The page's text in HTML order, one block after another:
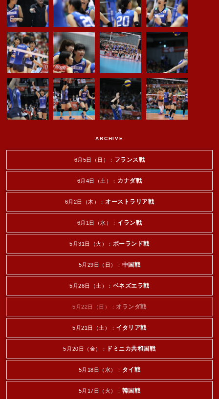
ARCHIVE
6月5日（日）： フランス戦
6月4日（土）： カナダ戦
6月2日（木）： オーストラリア戦
6月1日（水）： イラン戦
5月31日（火）： ポーランド戦
5月29日（日）： 中国戦
5月28日（土）： ベネズエラ戦
5月22日（日）： オランダ戦
5月21日（土）： イタリア戦
5月20日（金）： ドミニカ共和国戦
5月18日（水）： タイ戦
5月17日（火）： 韓国戦